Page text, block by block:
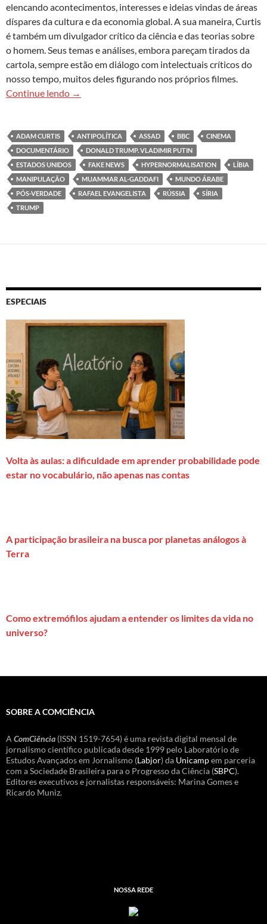
elencando acontecimentos, interesses e ideias vindas de áreas
díspares da cultura e da economia global. A sua maneira, Curtis
é também um divulgador crítico da ciência e das teorias sobre
o homem. Seus temas e análises, embora pareçam tirados da
cartola, sempre estão em diálogo com intelectuais críticos do
nosso tempo, muitos deles figurando nos próprios filmes.
Continue lendo Hypernormalisation
→
ADAM CURTIS ANTIPOLÍTICA ASSAD BBC
CINEMA
DOCUMENTÁRIO
DONALD TRUMP. VLADIMIR PUTIN
ESTADOS UNIDOS
FAKE NEWS HYPERNORMALISATION
LÍBIA
MANIPULAÇÃO
MUAMMAR AL-GADDAFI
MUNDO ÁRABE
PÓS-VERDADE
RAFAEL EVANGELISTA RÚSSIA
SÍRIA
TRUMP
ESPECIAIS
Volta às aulas: a dificuldade em aprender probabilidade pode
estar no vocabulário, não apenas nas contas
A participação brasileira na busca por planetas análogos à
Terra
Como extremófilos ajudam a entender os limites da vida no
universo?
SOBRE A COMCIÊNCIA
A ComCiência (ISSN 1519-7654) é uma revista digital mensal de
jornalismo científico publicada desde 1999 pelo Laboratório de
Estudos Avançados em Jornalismo (Labjor) da Unicampem parceria
com a Sociedade Brasileira para o Progresso da Ciência (SBPC).
Editores executivos e jornalistas responsáveis: Marina Gomes e
Ricardo Muniz.
NOSSA REDE